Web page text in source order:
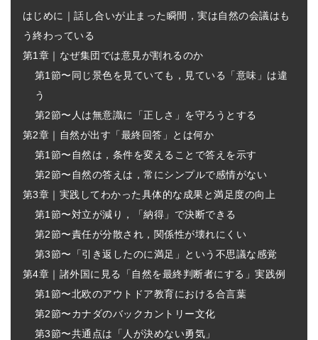
はじめに｜話し合いが止まった瞬間，実は自然の会議はも
う終わっている
第1章｜なぜ集団では意見が割れるのか
第1節〜同じ景色を見ていても，見ている「意味」は違
う
第2節〜人は無意識に「正しさ」を守ろうとする
第2章｜自然が出す「最終回答」とは何か
第1節〜自然は，条件を変えることで答えを示す
第2節〜自然の答えは，常にシンプルで感情がない
第3章｜実践してわかった具体的な成果と満足度の向上
第1節〜対立が減り，「納得」で決断できる
第2節〜責任が分散され，関係性が壊れにくい
第3節〜「引き返したのに満足」という不思議な感覚
第4章｜諸外国に見る「自然を最終判断者にする」実践例
第1節〜北欧のアウトドア教育における合言葉
第2節〜カナダのバックカントリー文化
第3節〜共通点は「人が決めない勇気」